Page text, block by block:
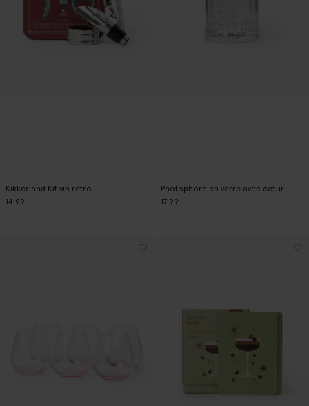
Kikkerland Kit vin rétro
14.99
Photophore en verre avec cœur
17.99